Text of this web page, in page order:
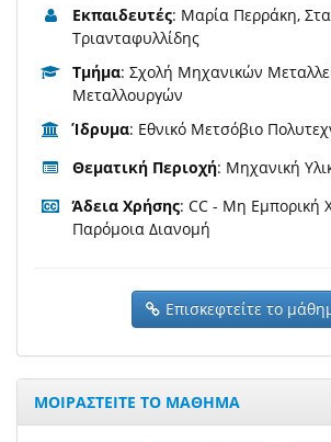
Εκπαιδευτές: Μαρία Περράκη,
Τριανταφυλλίδης
Τμήμα: Σχολή Μηχανικών
Μεταλλουργών
Ίδρυμα: Εθνικό Μετσόβιο
Θεματική Περιοχή: Μηχανική
Άδεια Χρήσης: CC - Μη Εμπορική
Παρόμοια Διανομή
Επισκεφτείτε το
ΜΟΙΡΑΣΤΕΙΤΕ ΤΟ ΜΑΘΗΜΑ